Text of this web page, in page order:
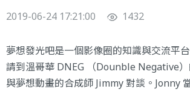
2019-06-24 17:21:00 1432
夢想發光吧是一個影像圈的知識與交流平
請到溫哥華 DNEG （Dounble Negative）
與夢想動畫的合成師 Jimmy 對談。Jonny